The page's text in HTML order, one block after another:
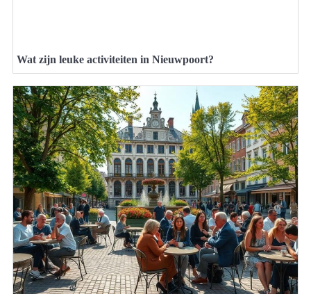
Wat zijn leuke activiteiten in Nieuwpoort?